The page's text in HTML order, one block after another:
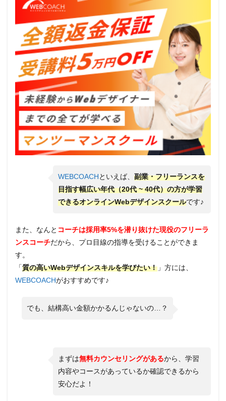
WEBCOACHといえば、 副業・フリーランスを
目指す幅広い年代（20代 ~ 40代）の方が学習
できるオンラインWebデザインスクールです♪
また、なんと コーチは採用率5%を潜り抜けた現役のフリーラ
ンスコーチだから、プロ目線の指導を受けることができま
す。
「質の高いWebデザインスキルを学びたい！ 」方には、
WEBCOACHがおすすめです♪
でも、結構高い金額かかるんじゃないの…？
まずは無料カウンセリングがあるから、学習
内容やコースがあっているか確認できるから
安心だよ！